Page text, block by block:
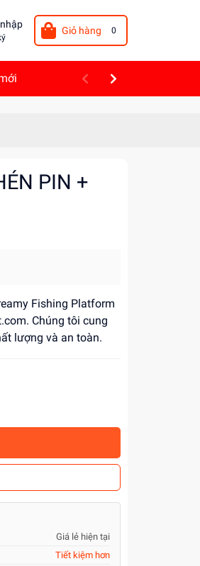
Giỏ hàng 0
PIN +
Fishing Platform
Chúng tôi cung
lượng và an toàn.
Giá lẻ hiện tại
Tiết kiệm hơn